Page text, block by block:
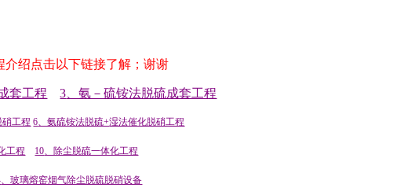
介绍点击以下链接了解；谢谢
套工程 3 、氨－硫铵法脱硫成套工程
工程 6、氨硫铵法脱硫+湿法催化脱硝工程
工程 10、除尘脱硫一体化工程
、玻璃熔窑烟气除尘脱硫脱硝设备